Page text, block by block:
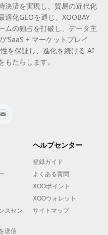
決済を実現し、貿易の近代化
化GEOを通じ、XOOBAY
ムの独占を打破し、データ主
+ マーケットプレイ
を保証し、進化を続ける AI
たらします。
スセン
送信
ヘルプセンター
登録ガイド
よくある質問
XOOポイント
XOOウォレット
サイトマップ